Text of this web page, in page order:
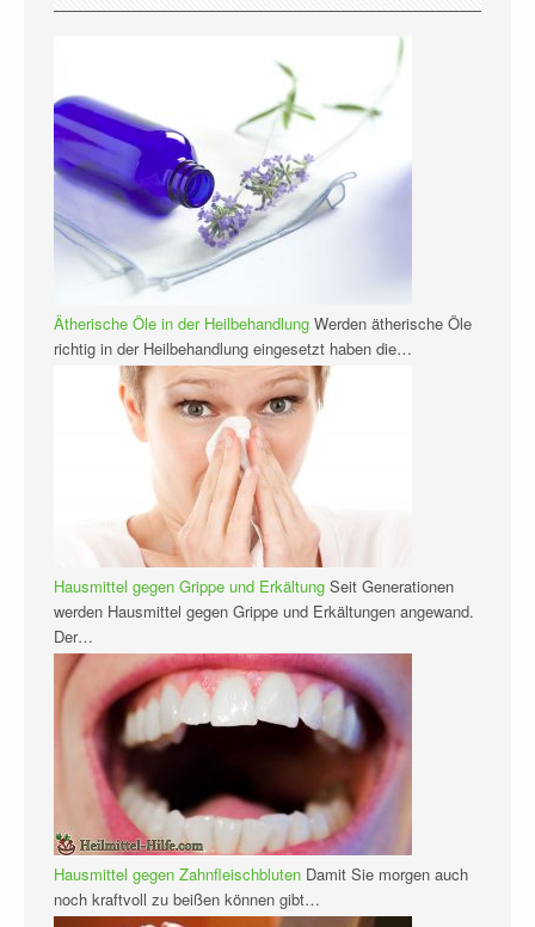
Ätherische Öle in der Heilbehandlung Werden ätherische Öle
richtig in der Heilbehandlung eingesetzt haben die…
Hausmittel gegen Grippe und Erkältung Seit Generationen
werden Hausmittel gegen Grippe und Erkältungen angewand.
Der…
Hausmittel gegen Zahnfleischbluten Damit Sie morgen auch
noch kraftvoll zu beißen können gibt…